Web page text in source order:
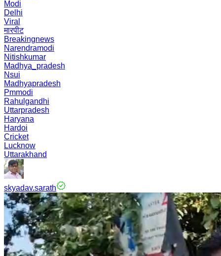
Modi
Delhi
Viral
मारपीट
Breakingnews
Narendramodi
Nitishkumar
Madhya_pradesh
Nsui
Madhyapradesh
Pmmodi
Rahulgandhi
Uttarpradesh
Haryana
Hardoi
Cricket
Lucknow
Uttarakhand
skyadav.sarath